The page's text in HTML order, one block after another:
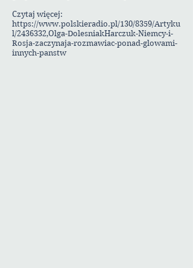
Czytaj więcej:
https://www.polskieradio.pl/130/8359/Artyku
l/2436332,Olga-DolesniakHarczuk-Niemcy-i-
Rosja-zaczynaja-rozmawiac-ponad-glowami-
innych-panstw